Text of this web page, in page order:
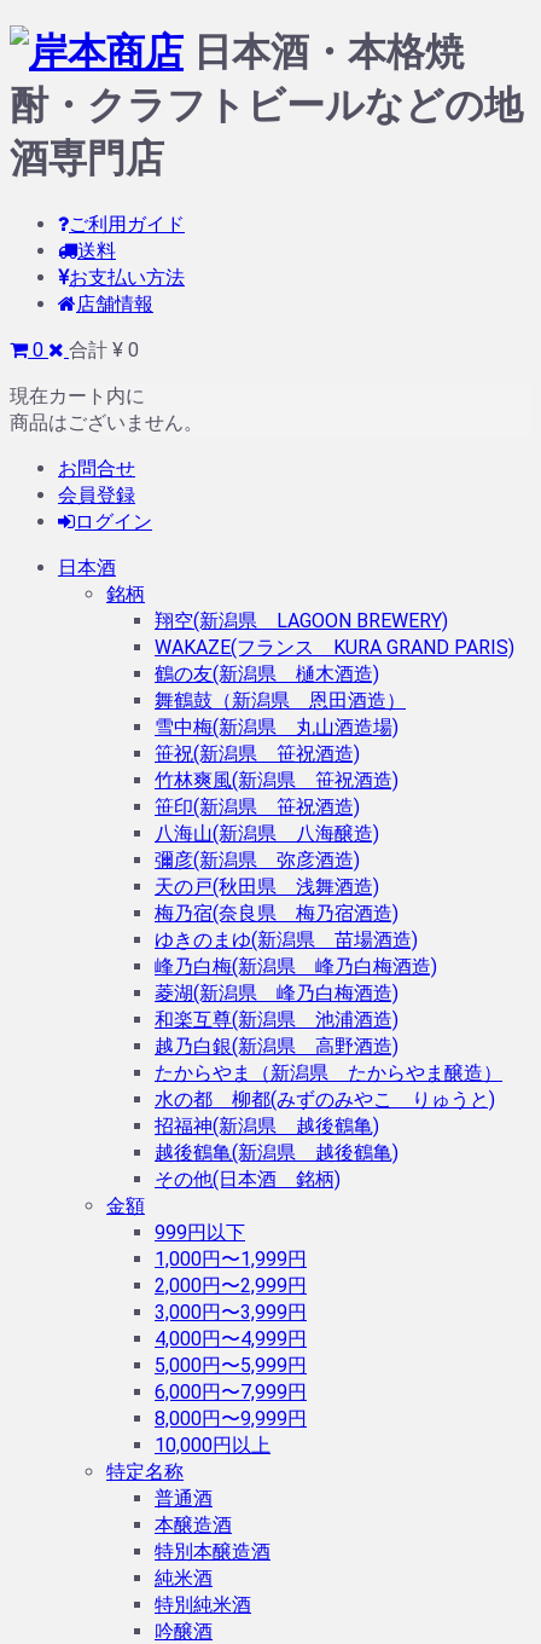
日本酒・本格焼
酎・クラフトビールなどの地
酒専門店
ご利用ガイド
送料
お支払い方法
店舗情報
0
合計 ¥ 0
現在カート内に
商品はございません。
お問合せ
会員登録
ログイン
日本酒
銘柄
翔空(新潟県 LAGOON BREWERY)
WAKAZE(フランス KURA GRAND PARIS)
鶴の友(新潟県 樋木酒造)
舞鶴鼓（新潟県 恩田酒造）
雪中梅(新潟県 丸山酒造場)
笹祝(新潟県 笹祝酒造)
竹林爽風(新潟県 笹祝酒造)
笹印(新潟県 笹祝酒造)
八海山(新潟県 八海醸造)
彌彦(新潟県 弥彦酒造)
天の戸(秋田県 浅舞酒造)
梅乃宿(奈良県 梅乃宿酒造)
ゆきのまゆ(新潟県 苗場酒造)
峰乃白梅(新潟県 峰乃白梅酒造)
菱湖(新潟県 峰乃白梅酒造)
和楽互尊(新潟県 池浦酒造)
越乃白銀(新潟県 高野酒造)
たからやま（新潟県 たからやま醸造）
水の都 柳都(みずのみやこ りゅうと)
招福神(新潟県 越後鶴亀)
越後鶴亀(新潟県 越後鶴亀)
その他(日本酒 銘柄)
金額
999円以下
1,000円〜1,999円
2,000円〜2,999円
3,000円〜3,999円
4,000円〜4,999円
5,000円〜5,999円
6,000円〜7,999円
8,000円〜9,999円
10,000円以上
特定名称
普通酒
本醸造酒
特別本醸造酒
純米酒
特別純米酒
吟醸酒